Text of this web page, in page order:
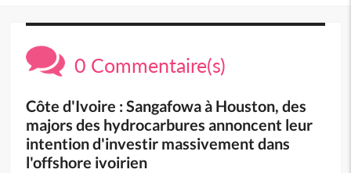
0 Commentaire(s)
Côte d'Ivoire : Sangafowa à Houston, des
majors des hydrocarbures annoncent leur
intention d'investir massivement dans
l'offshore ivoirien